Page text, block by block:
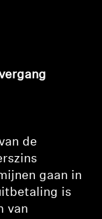
de
gaan in
is
van